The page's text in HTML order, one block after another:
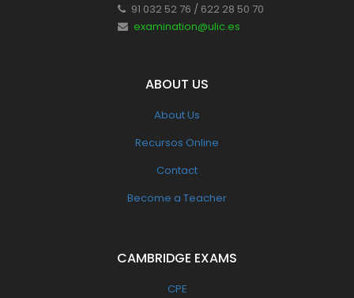
91 032 52 76 / 622 28 50 70
examination@ulic.es
ABOUT US
About Us
Recursos Online
Contact
Become a Teacher
CAMBRIDGE EXAMS
CPE